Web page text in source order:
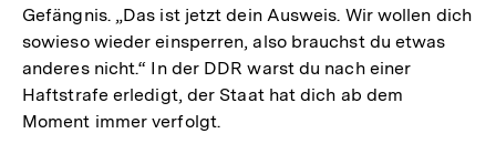
Gefängnis. „Das ist jetzt dein Ausweis. Wir wollen dich
sowieso wieder einsperren, also brauchst du etwas
anderes nicht.“ In der DDR warst du nach einer
Haftstrafe erledigt, der Staat hat dich ab dem
Moment immer verfolgt.